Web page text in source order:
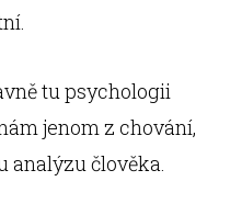
tu psychologii
jenom z chování,
analýzu člověka.